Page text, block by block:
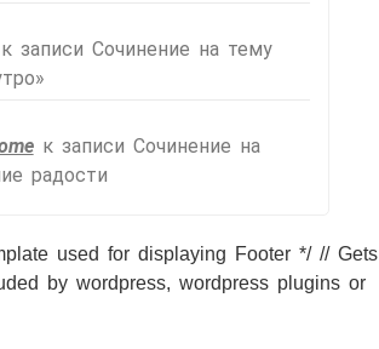
записи Сочинение на тему
к записи Сочинение на
радости
used for displaying Footer */ // Gets
by wordpress, wordpress plugins or